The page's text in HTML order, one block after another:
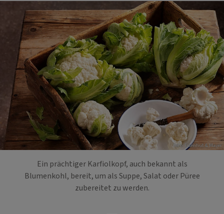
Foto: Eisenhut & Mayer
Ein prächtiger Karfiolkopf, auch bekannt als
Blumenkohl, bereit, um als Suppe, Salat oder Püree
zubereitet zu werden.